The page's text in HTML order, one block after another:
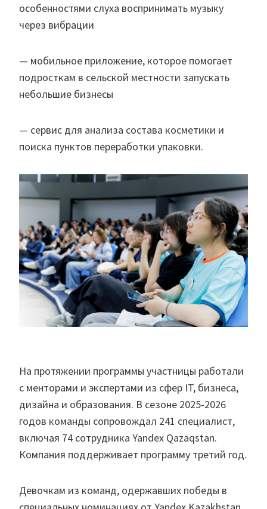
особенностями слуха воспринимать музыку
через вибрации
— ⁠мобильное приложение, которое помогает
подросткам в сельской местности запускать
небольшие бизнесы
— ⁠сервис для анализа состава косметики и
поиска пунктов переработки упаковки.
На протяжении программы участницы работали
с менторами и экспертами из сфер IT, бизнеса,
дизайна и образования. В сезоне 2025-2026
годов команды сопровождал 241 специалист,
включая 74 сотрудника Yandex Qazaqstan.
Компания поддерживает программу третий год.
Девочкам из команд, одержавших победы в